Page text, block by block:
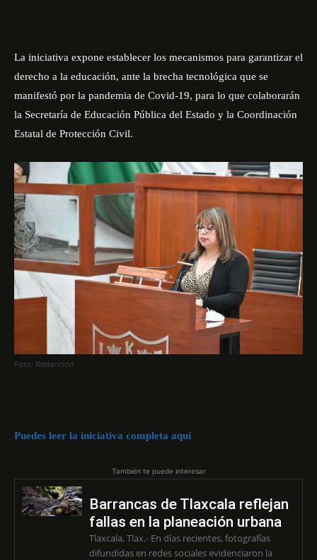
La iniciativa expone establecer los mecanismos para garantizar el
derecho a la educación, ante la brecha tecnológica que se
manifestó por la pandemia de Covid-19, para lo que colaborarán
la Secretaría de Educación Pública del Estado y la Coordinación
Estatal de Protección Civil.
Foto: Redacción
Puedes leer la iniciativa completa aquí
También te puede interesar
Barrancas de Tlaxcala reflejan
fallas en la planeación urbana
Tlaxcala, Tlax.- En días recientes, fotografías
difundidas en redes sociales evidenciaron la